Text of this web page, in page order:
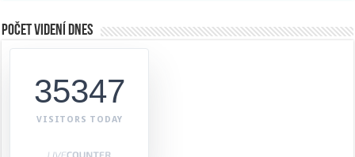
Počet videní dnes
35347
VISITORS TODAY